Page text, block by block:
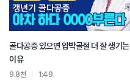
골다공증 있으면 압박골절 더 잘 생기는
이유
9.8천 1:49